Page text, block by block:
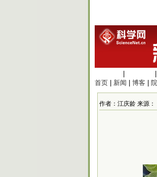
首页
新闻 博客
作者：江庆龄 来源：